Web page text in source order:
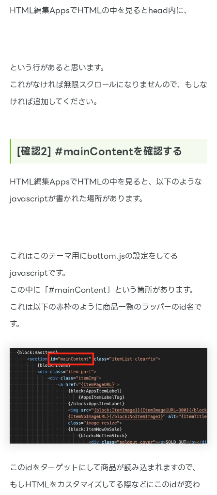
HTML編集AppsでHTMLの中を見るとhead内に、
という行があると思います。
これがなければ無限スクロールになりませんので、もしな
ければ追加してください。
[確認2] #mainContentを確認する
HTML編集AppsでHTMLの中を見ると、以下のような
javascriptが書かれた場所があります。
これはこのテーマ用にbottom.jsの設定をしてる
javascriptです。
この中に「#mainContent」という箇所があります。
これは以下の赤枠のように商品一覧のラッパーのid名で
す。
このidをターゲットにして商品が読み込まれますので、
もしHTMLをカスタマイズしてる際などにこのidが変わ